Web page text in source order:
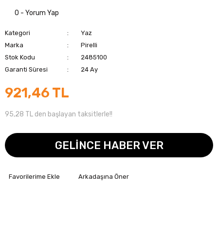
0 - Yorum Yap
Kategori
Yaz
Marka
Pirelli
Stok Kodu
2485100
Garanti Süresi
24 Ay
921,46 TL
95,28 TL den başlayan taksitlerle!!
GELİNCE HABER VER
Arkadaşına Öner